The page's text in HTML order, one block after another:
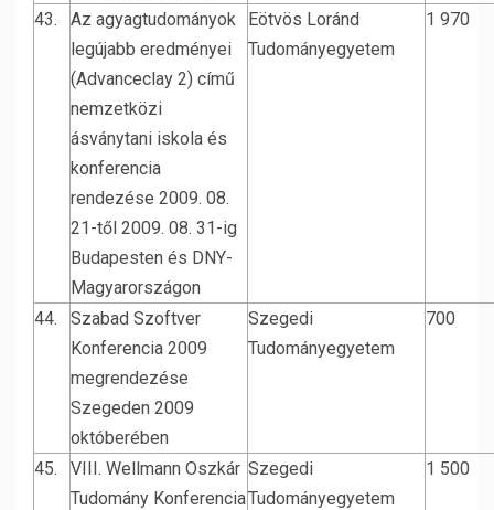
43.
Az agyagtudományok
legújabb eredményei
(Advanceclay 2) című
nemzetközi
ásványtani iskola és
konferencia
rendezése 2009. 08.
21-től 2009. 08. 31-ig
Budapesten és DNY-
Magyarországon
Eötvös Loránd
Tudományegyetem
1 970
44.
Szabad Szoftver
Konferencia 2009
megrendezése
Szegeden 2009
októberében
Szegedi
Tudományegyetem
700
45.
VIII. Wellmann Oszkár
Tudomány Konferencia
Szegedi
Tudományegyetem
1 500